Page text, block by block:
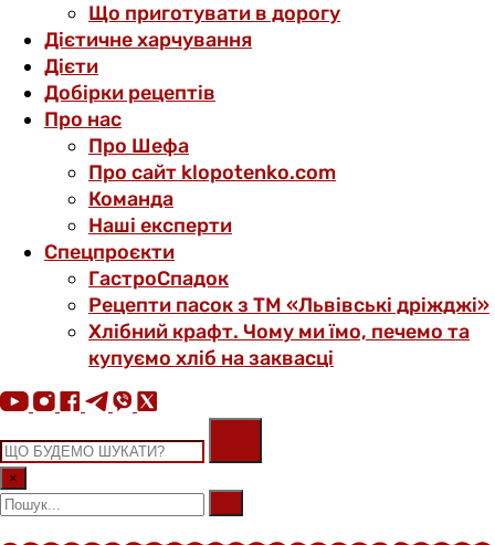
Що приготувати в дорогу
Дієтичне харчування
Дієти
Добірки рецептів
Про нас
Про Шефа
Про сайт klopotenko.com
Команда
Наші експерти
Спецпроєкти
ГастроСпадок
Рецепти пасок з ТМ «Львівські дріжджі»
Хлібний крафт. Чому ми їмо, печемо та
купуємо хліб на заквасці
×